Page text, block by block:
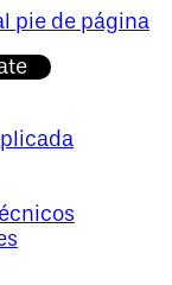
pie de página